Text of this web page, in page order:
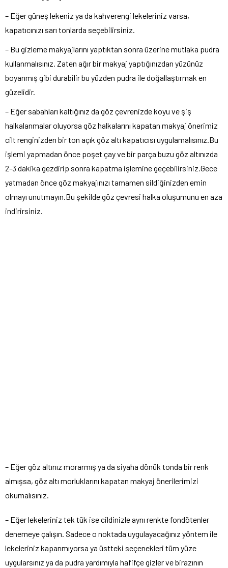
– Eğer güneş lekeniz ya da kahverengi lekeleriniz varsa,
kapatıcınızı sarı tonlarda seçebilirsiniz.
– Bu gizleme makyajlarını yaptıktan sonra üzerine mutlaka pudra
kullanmalısınız. Zaten ağır bir makyaj yaptığınızdan yüzünüz
boyanmış gibi durabilir bu yüzden pudra ile doğallaştırmak en
güzelidir.
– Eğer sabahları kaltığınız da göz çevrenizde koyu ve şiş
halkalanmalar oluyorsa göz halkalarını kapatan makyaj önerimiz
cilt renginizden bir ton açık göz altı kapatıcısı uygulamalısınız.Bu
işlemi yapmadan önce poşet çay ve bir parça buzu göz altınızda
2-3 dakika gezdirip sonra kapatma işlemine geçebilirsiniz.Gece
yatmadan önce göz makyajınızı tamamen sildiğinizden emin
olmayı unutmayın.Bu şekilde göz çevresi halka oluşumunu en aza
indirirsiniz.
– Eğer göz altınız morarmış ya da siyaha dönük tonda bir renk
almışsa, göz altı morluklarını kapatan makyaj önerilerimizi
okumalısınız.
– Eğer lekeleriniz tek tük ise cildinizle aynı renkte fondötenler
denemeye çalışın. Sadece o noktada uygulayacağınız yöntem ile
lekeleriniz kapanmıyorsa ya üstteki seçenekleri tüm yüze
uygularsınız ya da pudra yardımıyla hafifçe gizler ve birazının